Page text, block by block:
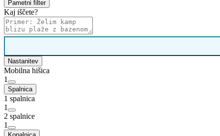
Pametni filter
Kaj iščete?
Nastanitev
Mobilna hišica
1
Spalnica
1 spalnica
1
2 spalnice
1